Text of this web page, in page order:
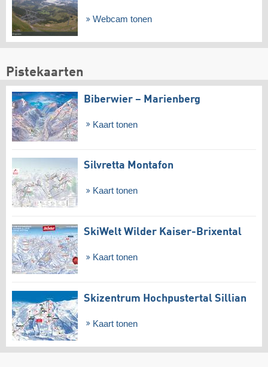
Webcam tonen
Pistekaarten
Biberwier – Marienberg
Kaart tonen
Silvretta Montafon
Kaart tonen
SkiWelt Wilder Kaiser-Brixental
Kaart tonen
Skizentrum Hochpustertal Sillian
Kaart tonen